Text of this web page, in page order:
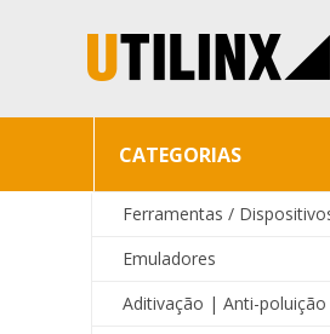
CATEGORIAS
Ferramentas /
Emuladores
Aditivação | Anti-poluição